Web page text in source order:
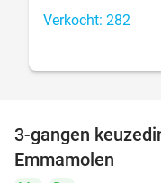
Verkocht: 282
3-gangen
Emmamolen